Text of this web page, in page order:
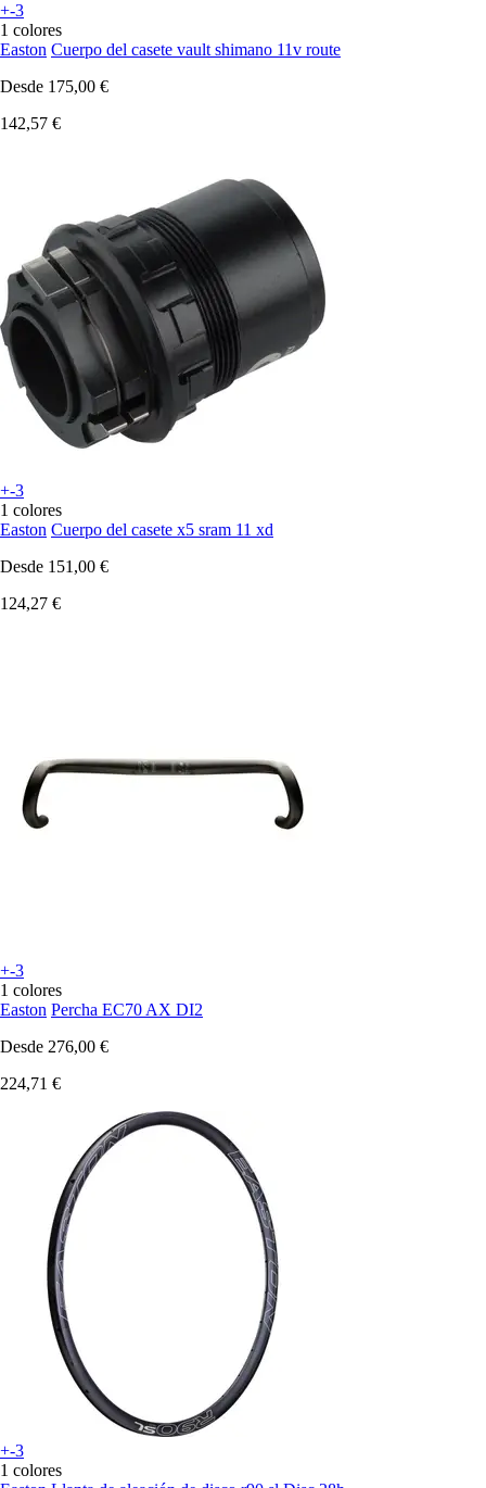
+-3
1 colores
Easton Cuerpo del casete vault shimano 11v route
Desde 175,00 €
142,57 €
+-3
1 colores
Easton Cuerpo del casete x5 sram 11 xd
Desde 151,00 €
124,27 €
+-3
1 colores
Easton Percha EC70 AX DI2
Desde 276,00 €
224,71 €
+-3
1 colores